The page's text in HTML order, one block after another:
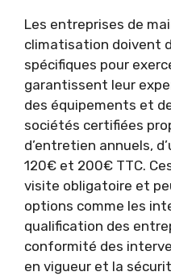
Les entreprises de
climatisation doivent
spécifiques pour
garantissent leur
des équipements et
sociétés certifiées
d’entretien annuels,
120€ et 200€ TTC.
visite obligatoire et
options comme les
qualification des
conformité des
en vigueur et la